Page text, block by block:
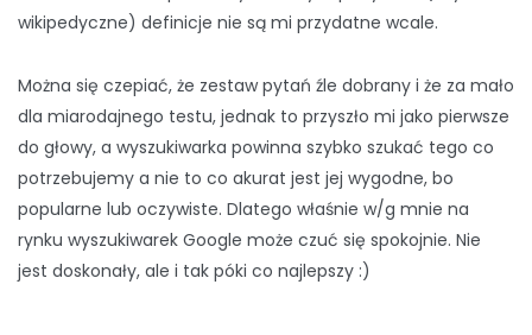
wikipedyczne) definicje nie są mi przydatne wcale.
Można się czepiać, że zestaw pytań źle dobrany i że za mało
dla miarodajnego testu, jednak to przyszło mi jako pierwsze
do głowy, a wyszukiwarka powinna szybko szukać tego co
potrzebujemy a nie to co akurat jest jej wygodne, bo
popularne lub oczywiste. Dlatego właśnie w/g mnie na
rynku wyszukiwarek Google może czuć się spokojnie. Nie
jest doskonały, ale i tak póki co najlepszy :)